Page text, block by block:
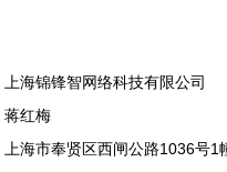
上海锦锋智网络科技有限公司
蒋红梅
上海市奉贤区西闸公路1036号1